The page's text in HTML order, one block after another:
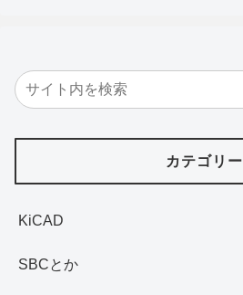
カテゴリー
KiCAD
SBCとか